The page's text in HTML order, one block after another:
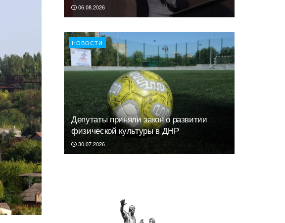
06.08.2026
НОВОСТИ
Депутаты приняли закон о развитии
физической культуры в ДНР
30.07.2026